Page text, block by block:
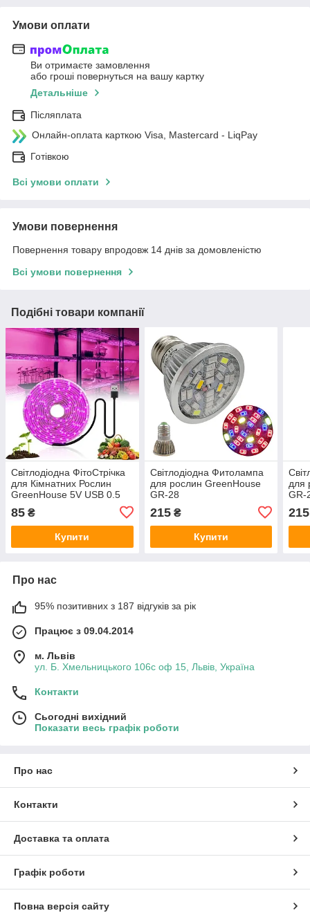
Умови оплати
Ви отримаєте замовлення
або гроші повернуться на вашу картку
Детальніше
Післяплата
Онлайн-оплата карткою Visa, Mastercard - LiqPay
Готівкою
Всі умови оплати
Умови повернення
Повернення товару впродовж 14 днів за домовленістю
Всі умови повернення
Подібні товари компанії
Світлодіодна ФітоСтрічка
для Кімнатних Рослин
GreenHouse 5V USB 0.5
85 ₴
Купити
Світлодіодна Фитолампа
для рослин GreenHouse
GR-28
215₴
Купити
для
GR-
215
Про нас
95% позитивних з 187 відгуків за рік
Працює з 09.04.2014
м. Львів
ул. Б. Хмельницького 106с оф 15, Львів, Україна
Контакти
Сьогодні вихідний
Показати весь графік роботи
Про нас
Контакти
Доставка та оплата
Графік роботи
Повна версія сайту